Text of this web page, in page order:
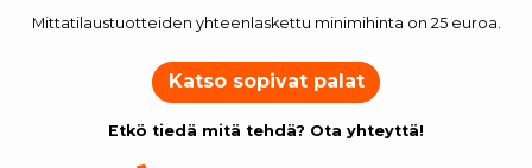
Mittatilaustuotteiden yhteenlaskettu minimihinta on 25 euroa.
Katso sopivat palat
Etkö tiedä mitä tehdä? Ota yhteyttä!